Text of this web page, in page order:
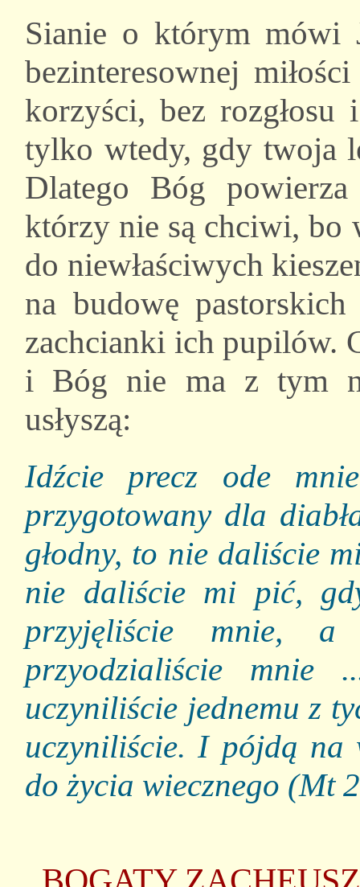
Sianie o którym mówi
bezinteresownej
korzyści, bez rozgłosu
tylko wtedy, gdy twoja
Dlatego Bóg
którzy nie są chciwi, bo
do niewłaściwych
na budowę
zachcianki ich pupilów.
i Bóg nie ma z tym
usłyszą:
Idźcie precz ode
przygotowany dla
głodny, to nie daliście
nie daliście mi pić,
przyjęliście mnie,
przyodzialiście mnie
uczyniliście jednemu z
uczyniliście. I pójdą na
do życia wiecznego (Mt